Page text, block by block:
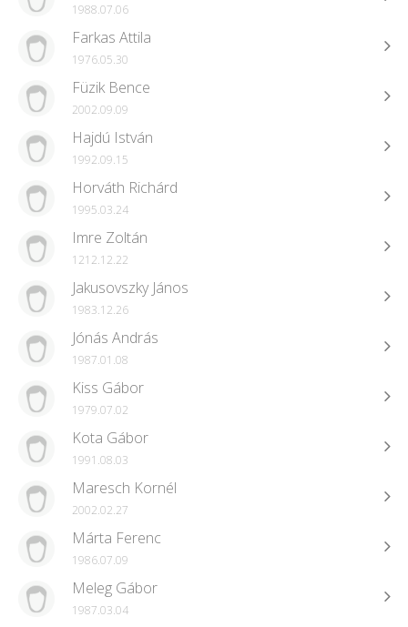
1988.07.06
Farkas Attila
1976.05.30
Füzik Bence
2002.09.09
Hajdú István
1992.09.15
Horváth Richárd
1995.03.24
Imre Zoltán
1212.12.22
Jakusovszky János
1983.12.26
Jónás András
1987.01.08
Kiss Gábor
1979.07.02
Kota Gábor
1991.08.03
Maresch Kornél
2002.02.27
Márta Ferenc
1986.07.09
Meleg Gábor
1987.03.04